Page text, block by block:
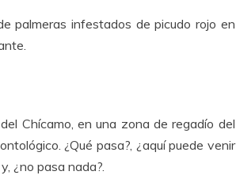
palmeras infestados de picudo rojo en
Chícamo, en una zona de regadío del
¿Qué pasa?, ¿aquí puede venir
¿no pasa nada?.